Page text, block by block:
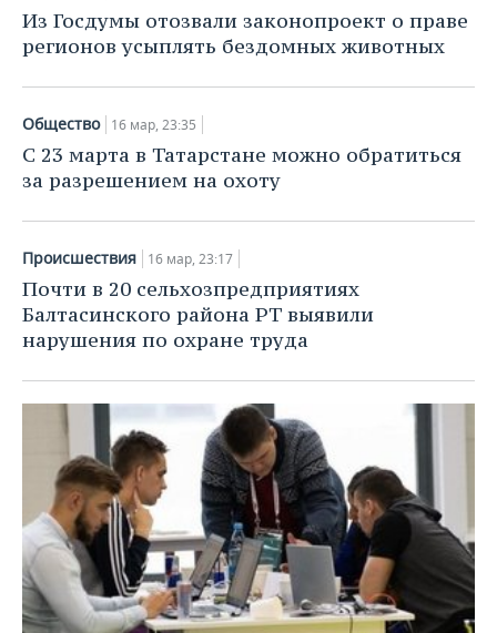
НЕФТЕХИМИЯ
НЕФТЬ
ЭНЕРГЕТИКА
РОЗНИЧНАЯ ТОРГОВЛЯ
ТРАНСПОРТ
УСЛУГИ
НОВОСТИ ТЕХНОЛОГИЙ
IT
МЕДИА
ТЕЛЕКОММУНИКАЦИИ
МЕРОПРИЯТИЯ
НОВОСТИ МЕРОПРИЯТИЙ
ВЫЕЗДНАЯ РЕДАКЦИЯ
БИЗНЕС-БРАНЧИ
ONLINE-КОНФЕРЕНЦИИ
ОТКРЫТАЯ ЛЕКЦИЯ
СПОРТ
НОВОСТИ СПОРТА
ФУТБОЛ
БАСКЕТБОЛ
ВОЛЕЙБОЛ
КИБЕРСПОРТ
ФИГУРНОЕ КАТАНИЕ
ВОДНЫЕ ВИДЫ СПОРТА
ХОККЕЙ С МЯЧОМ
ОБЩЕСТВО
НОВОСТИ ОБЩЕСТВА
ИНФРАСТРУКТУРА
ИСТОРИЯ
КУЛЬТУРА
МЕДИЦИНА
ОБРАЗОВАНИЕ
ПРОИСШЕСТВИЯ
ФОТОГАЛЕРЕЯ
СЮЖЕТЫ
СПРАВОЧНИК
СПИСОК ПЕРСОН
СПИСОК КОМПАНИЙ
ПОЛНАЯ ВЕРСИЯ
Из Госдумы отозвали законопроект о праве
регионов усыплять бездомных животных
Общество 16 мар, 23:35
С 23 марта в Татарстане можно обратиться
за разрешением на охоту
Происшествия 16 мар, 23:17
Почти в 20 сельхозпредприятиях
Балтасинского района РТ выявили
нарушения по охране труда